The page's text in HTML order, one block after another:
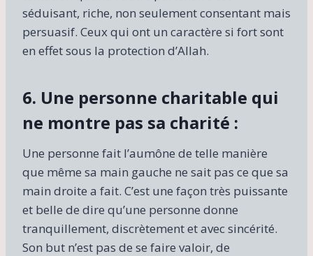
séduisant, riche, non seulement consentant mais
persuasif. Ceux qui ont un caractère si fort sont
en effet sous la protection d’Allah.
6. Une personne charitable qui
ne montre pas sa charité :
Une personne fait l’aumône de telle manière
que même sa main gauche ne sait pas ce que sa
main droite a fait. C’est une façon très puissante
et belle de dire qu’une personne donne
tranquillement, discrètement et avec sincérité.
Son but n’est pas de se faire valoir, de